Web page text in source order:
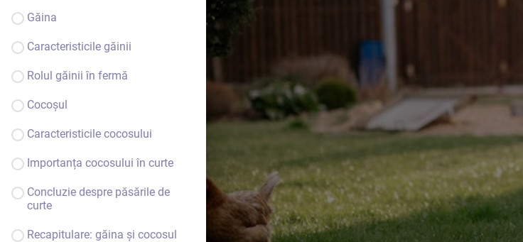
Găina
Caracteristicile găinii
Rolul găinii în fermă
Cocoșul
Caracteristicile cocosului
Importanța cocosului în curte
Concluzie despre păsările de
curte
Recapitulare: găina și cocosul